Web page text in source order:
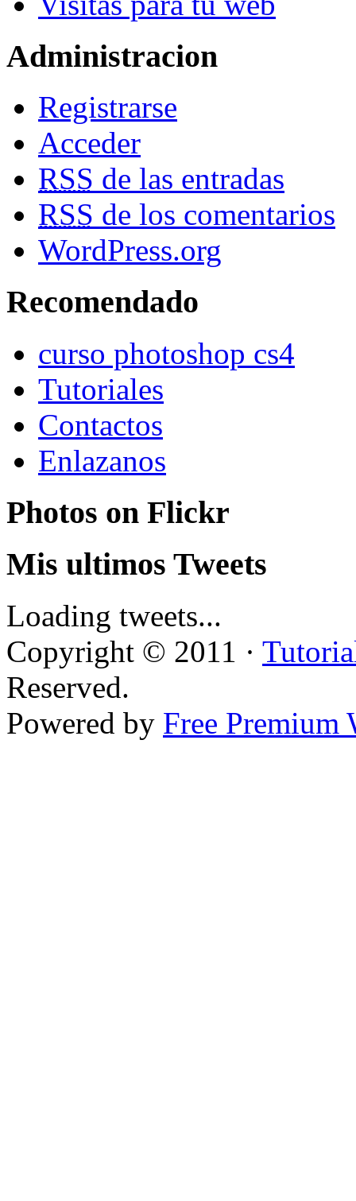
Administracion
Registrarse
Acceder
RSS de las entradas
RSS de los comentarios
WordPress.org
Recomendado
curso photoshop cs4
Tutoriales
Contactos
Enlazanos
Photos on Flickr
Mis ultimos Tweets
Loading tweets...
Copyright © 2011 ·
Reserved.
Powered by Free Premium